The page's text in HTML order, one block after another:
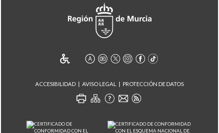
ACCESIBILIDAD AVISO LEGAL PROTECCIÓN DE DATOS